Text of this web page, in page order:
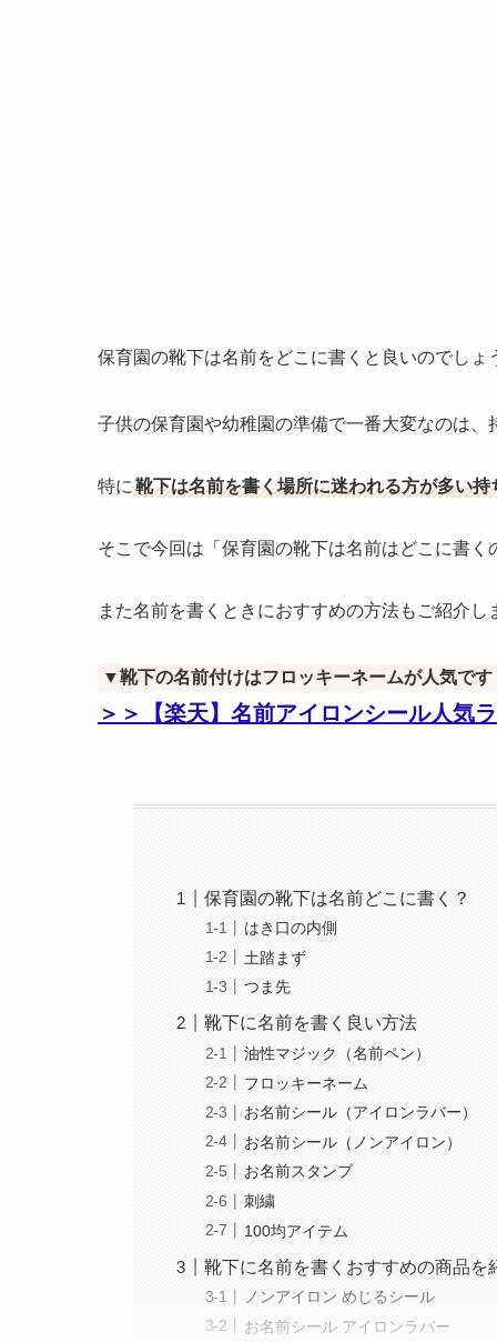
保育園の靴下は名前をどこに書くと良いのでしょ
子供の保育園や幼稚園の準備で一番大変なのは
特に 靴下は名前を書く場所に迷われる方が多い持
そこで今回は「保育園の靴下は名前はどこに書く
また名前を書くときにおすすめの方法もご紹介し
▼靴下の名前付けはフロッキーネームが人気です
＞＞【楽天】名前アイロンシール人気
保育園の靴下は名前どこに書く？
はき口の内側
土踏まず
つま先
靴下に名前を書く良い方法
油性マジック（名前ペン）
フロッキーネーム
お名前シール（アイロンラバー）
お名前シール（ノンアイロン）
お名前スタンプ
刺繍
100均アイテム
靴下に名前を書くおすすめの商品を
ノンアイロン めじるシール
お名前シール アイロンラバー